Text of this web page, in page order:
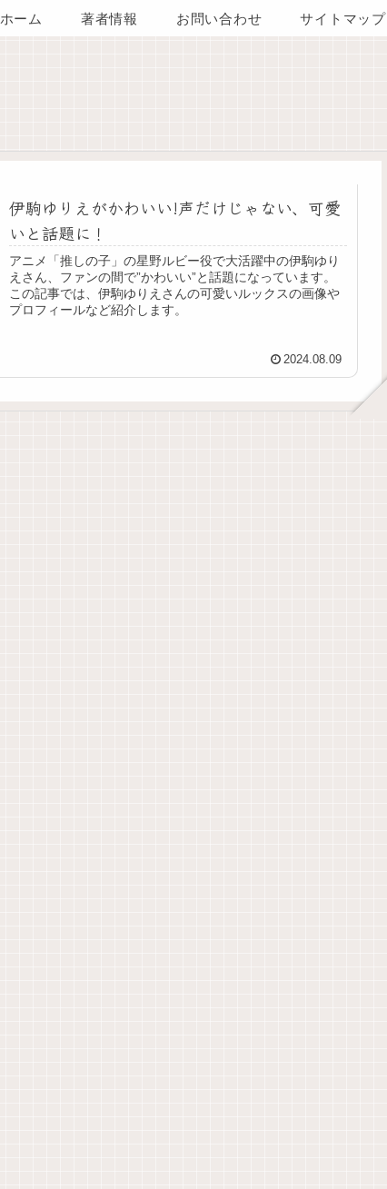
ホーム 著者情報 お問い合わせ サイトマップ
伊駒ゆりえがかわいい!声だけじゃない、可愛
いと話題に！
アニメ「推しの子」の星野ルビー役で大活躍中の伊駒ゆり
えさん、ファンの間で”かわいい”と話題になっています。
この記事では、伊駒ゆりえさんの可愛いルックスの画像や
プロフィールなど紹介します。
2024.08.09